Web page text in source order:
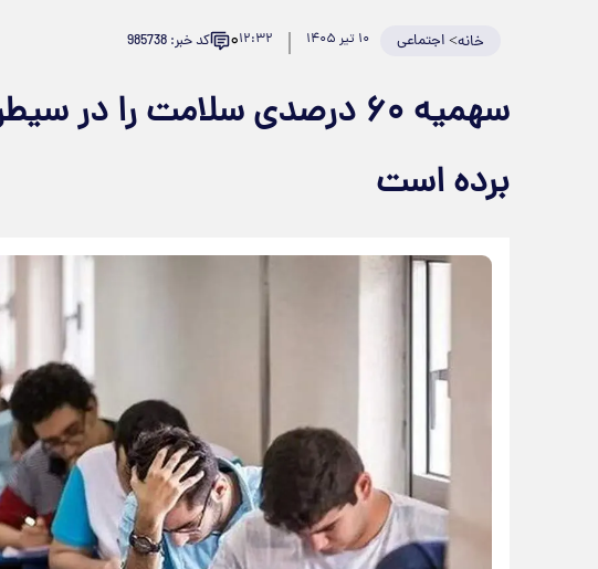
خانه>اجتماعی ۱۰ تیر ۱۴۰۵ ۱۲:۳۲۰ کد خبر: 985738
سهمیه ۶۰ درصدی سلامت را
برده است